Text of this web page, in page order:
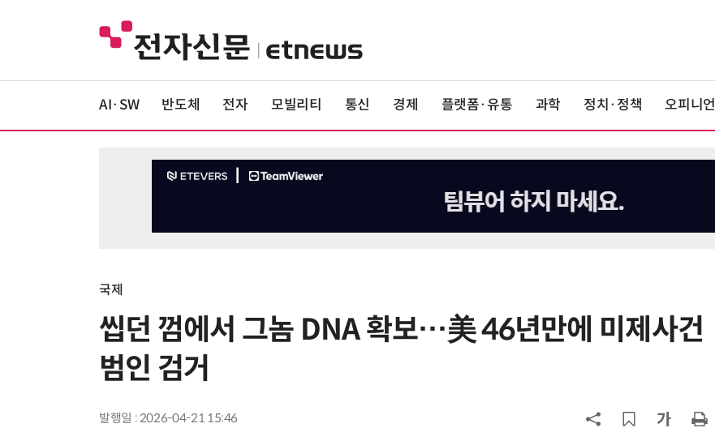
AI·SW 반도체 전자 모빌리티 통신 경제 플랫폼·유통 과학 정치·정책 오피니언
국제
씹던 껌에서 그놈 DNA 확보…美 46년만에 미제사건
범인 검거
발행일 : 2026-04-21 15:46
6
폭염에 다뉴브 강바닥서 드러난 '나
엔비디아, HBM 독주 흔들”